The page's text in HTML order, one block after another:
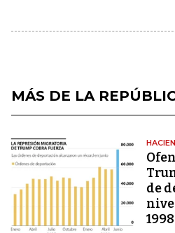
MÁS DE LA
de
1998